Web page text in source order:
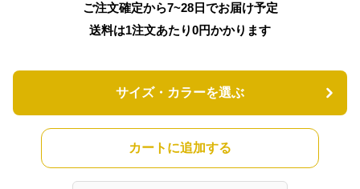
ご注文確定から7~28日でお届け予定
送料は1注文あたり0円かかります
サイズ・カラーを選ぶ
カートに追加する